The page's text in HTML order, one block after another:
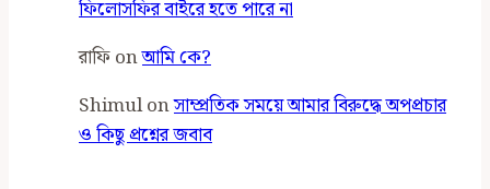
ফিলোসফির বাইরে হতে পারে না
রাফিonআমি কে?
Shimulonসাম্প্রতিক সময়ে আমার বিরুদ্ধে অপপ্রচার
ও কিছু প্রশ্নের জবাব